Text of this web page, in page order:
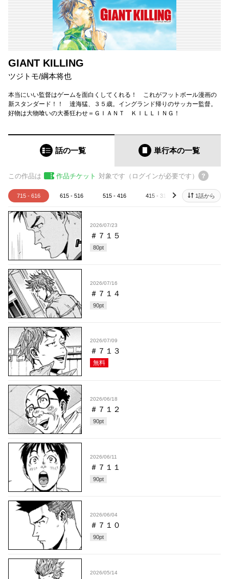
GIANT KILLING
ツジトモ/綱本将也
本当にいい監督はゲームを面白くしてくれる！ これがフットボール漫画の
新スタンダード！！ 達海猛、３５歳。イングランド帰りのサッカー監督。
好物は大物喰いの大番狂わせ＝ＧＩＡＮＴ ＫＩＬＬＩＮＧ！
話の一覧 単行本の一覧
この作品は 作品チケット 対象です（ログインが必要です）
715 - 616 615 - 516 515 - 416 415 - 316 315 - 216
next 1話から
2026/07/23
＃７１５
80pt
2026/07/16
＃７１４
90pt
2026/07/09
＃７１３
無料
2026/06/18
＃７１２
90pt
2026/06/11
＃７１１
90pt
2026/06/04
＃７１０
90pt
2026/05/14